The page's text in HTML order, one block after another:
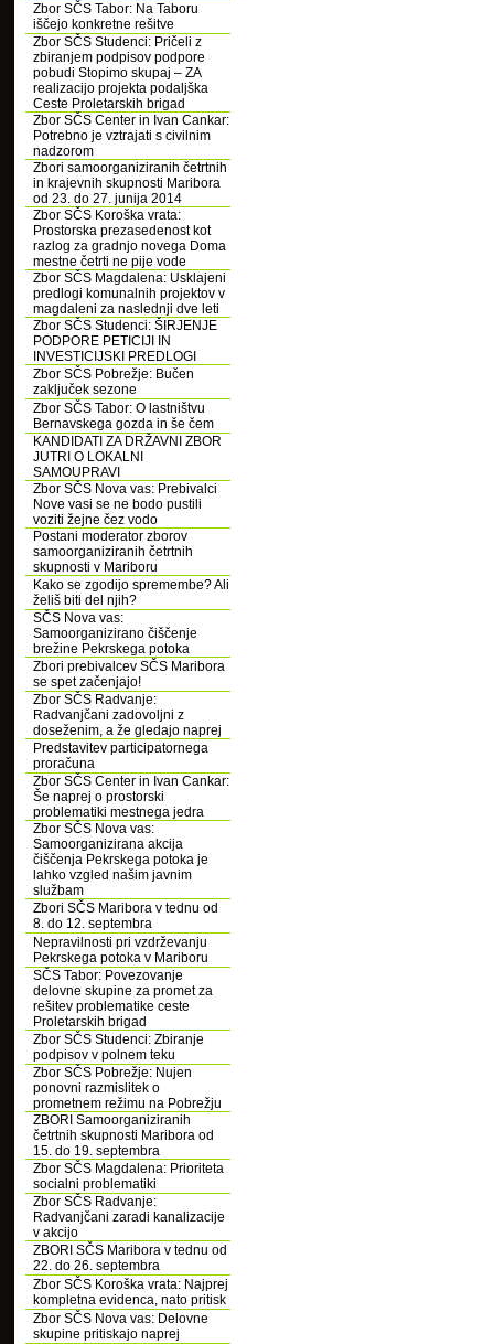
Zbor SČS Tabor: Na Taboru
iščejo konkretne rešitve
Zbor SČS Studenci: Pričeli z
zbiranjem podpisov podpore
pobudi Stopimo skupaj – ZA
realizacijo projekta podaljška
Ceste Proletarskih brigad
Zbor SČS Center in Ivan Cankar:
Potrebno je vztrajati s civilnim
nadzorom
Zbori samoorganiziranih četrtnih
in krajevnih skupnosti Maribora
od 23. do 27. junija 2014
Zbor SČS Koroška vrata:
Prostorska prezasedenost kot
razlog za gradnjo novega Doma
mestne četrti ne pije vode
Zbor SČS Magdalena: Usklajeni
predlogi komunalnih projektov v
magdaleni za naslednji dve leti
Zbor SČS Studenci: ŠIRJENJE
PODPORE PETICIJI IN
INVESTICIJSKI PREDLOGI
Zbor SČS Pobrežje: Bučen
zaključek sezone
Zbor SČS Tabor: O lastništvu
Bernavskega gozda in še čem
KANDIDATI ZA DRŽAVNI ZBOR
JUTRI O LOKALNI
SAMOUPRAVI
Zbor SČS Nova vas: Prebivalci
Nove vasi se ne bodo pustili
voziti žejne čez vodo
Postani moderator zborov
samoorganiziranih četrtnih
skupnosti v Mariboru
Kako se zgodijo spremembe? Ali
želiš biti del njih?
SČS Nova vas:
Samoorganizirano čiščenje
brežine Pekrskega potoka
Zbori prebivalcev SČS Maribora
se spet začenjajo!
Zbor SČS Radvanje:
Radvanjčani zadovoljni z
doseženim, a že gledajo naprej
Predstavitev participatornega
proračuna
Zbor SČS Center in Ivan Cankar:
Še naprej o prostorski
problematiki mestnega jedra
Zbor SČS Nova vas:
Samoorganizirana akcija
čiščenja Pekrskega potoka je
lahko vzgled našim javnim
službam
Zbori SČS Maribora v tednu od
8. do 12. septembra
Nepravilnosti pri vzdrževanju
Pekrskega potoka v Mariboru
SČS Tabor: Povezovanje
delovne skupine za promet za
rešitev problematike ceste
Proletarskih brigad
Zbor SČS Studenci: Zbiranje
podpisov v polnem teku
Zbor SČS Pobrežje: Nujen
ponovni razmislitek o
prometnem režimu na Pobrežju
ZBORI Samoorganiziranih
četrtnih skupnosti Maribora od
15. do 19. septembra
Zbor SČS Magdalena: Prioriteta
socialni problematiki
Zbor SČS Radvanje:
Radvanjčani zaradi kanalizacije
v akcijo
ZBORI SČS Maribora v tednu od
22. do 26. septembra
Zbor SČS Koroška vrata: Najprej
kompletna evidenca, nato pritisk
Zbor SČS Nova vas: Delovne
skupine pritiskajo naprej